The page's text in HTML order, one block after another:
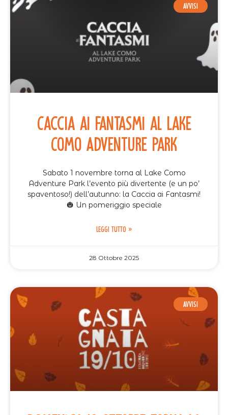
AVVISI
Caccia ai Fantasmi al Lake
Como Adventure Park
Sabato 1 novembre torna al Lake Como
Adventure Park l’evento più divertente (e un po’
spaventoso!) dell’autunno: la Caccia ai Fantasmi!
🎃 Un pomeriggio speciale
LEGGI TUTTO »
28 Ottobre 2025
AVVISI